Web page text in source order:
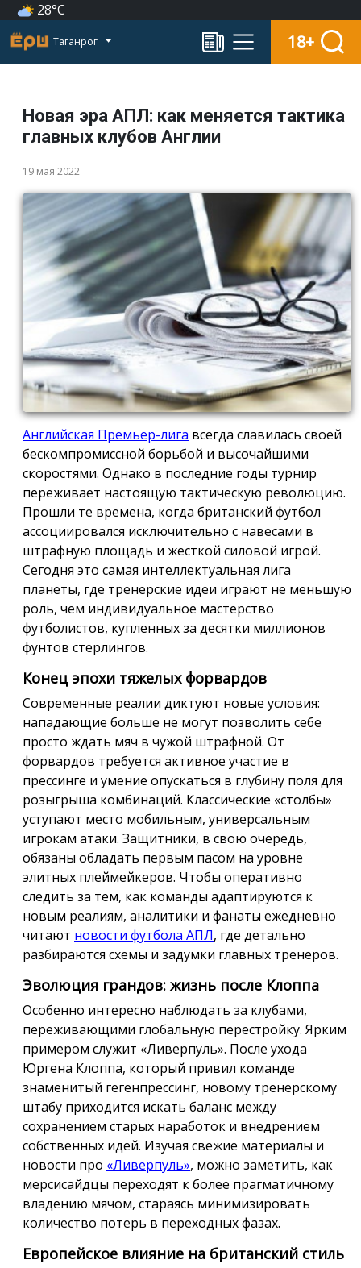
28°C
Таганрог 18+
Новая эра АПЛ: как меняется тактика
главных клубов Англии
19 мая 2022
Английская Премьер-лига всегда славилась своей
бескомпромиссной борьбой и высочайшими
скоростями. Однако в последние годы турнир
переживает настоящую тактическую революцию.
Прошли те времена, когда британский футбол
ассоциировался исключительно с навесами в
штрафную площадь и жесткой силовой игрой.
Сегодня это самая интеллектуальная лига
планеты, где тренерские идеи играют не меньшую
роль, чем индивидуальное мастерство
футболистов, купленных за десятки миллионов
фунтов стерлингов.
Конец эпохи тяжелых форвардов
Современные реалии диктуют новые условия:
нападающие больше не могут позволить себе
просто ждать мяч в чужой штрафной. От
форвардов требуется активное участие в
прессинге и умение опускаться в глубину поля для
розыгрыша комбинаций. Классические «столбы»
уступают место мобильным, универсальным
игрокам атаки. Защитники, в свою очередь,
обязаны обладать первым пасом на уровне
элитных плеймейкеров. Чтобы оперативно
следить за тем, как команды адаптируются к
новым реалиям, аналитики и фанаты ежедневно
читают новости футбола АПЛ, где детально
разбираются схемы и задумки главных тренеров.
Эволюция грандов: жизнь после Клоппа
Особенно интересно наблюдать за клубами,
переживающими глобальную перестройку. Ярким
примером служит «Ливерпуль». После ухода
Юргена Клоппа, который привил команде
знаменитый гегенпрессинг, новому тренерскому
штабу приходится искать баланс между
сохранением старых наработок и внедрением
собственных идей. Изучая свежие материалы и
новости про «Ливерпуль», можно заметить, как
мерсисайдцы переходят к более прагматичному
владению мячом, стараясь минимизировать
количество потерь в переходных фазах.
Европейское влияние на британский стиль